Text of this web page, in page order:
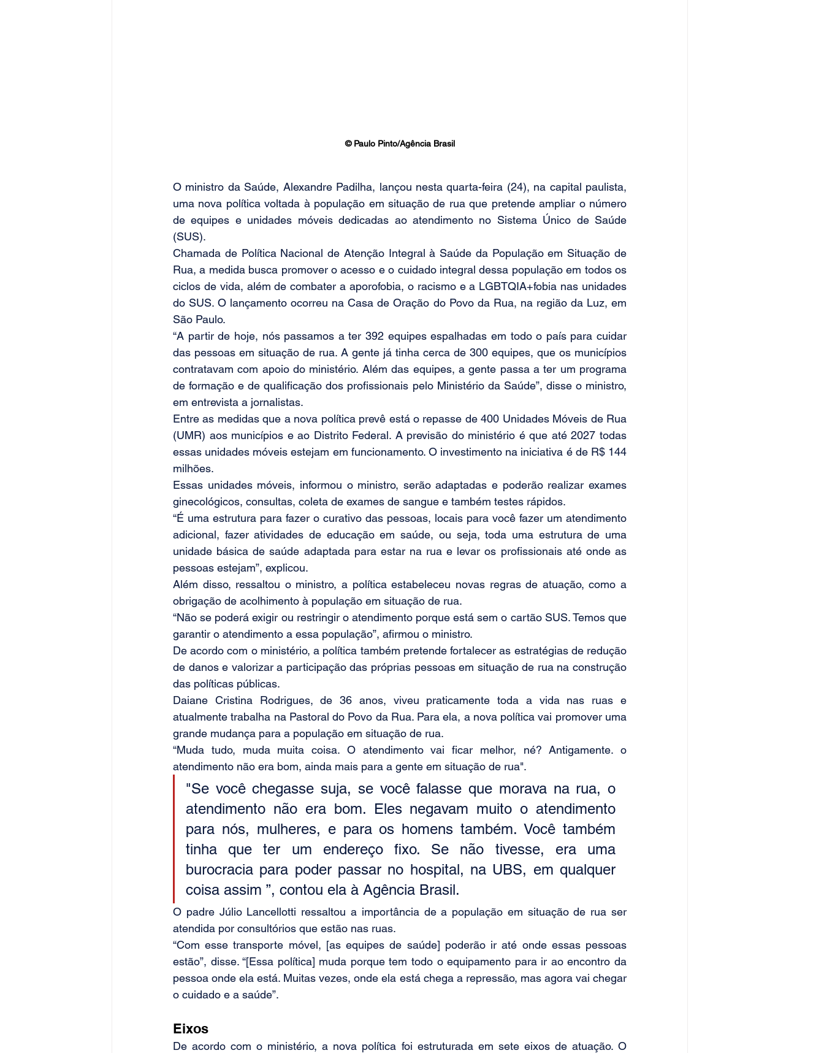
© Paulo Pinto/Agência Brasil
O ministro da Saúde, Alexandre Padilha, lançou nesta quarta-feira (24), na capital paulista,
uma nova política voltada à população em situação de rua que pretende ampliar o número
de equipes e unidades móveis dedicadas ao atendimento no Sistema Único de Saúde
(SUS).
Chamada de Política Nacional de Atenção Integral à Saúde da População em Situação de
Rua, a medida busca promover o acesso e o cuidado integral dessa população em todos os
ciclos de vida, além de combater a aporofobia, o racismo e a LGBTQIA+fobia nas unidades
do SUS. O lançamento ocorreu na Casa de Oração do Povo da Rua, na região da Luz, em
São Paulo.
“A partir de hoje, nós passamos a ter 392 equipes espalhadas em todo o país para cuidar
das pessoas em situação de rua. A gente já tinha cerca de 300 equipes, que os municípios
contratavam com apoio do ministério. Além das equipes, a gente passa a ter um programa
de formação e de qualificação dos profissionais pelo Ministério da Saúde”, disse o ministro,
em entrevista a jornalistas.
Entre as medidas que a nova política prevê está o repasse de 400 Unidades Móveis de Rua
(UMR) aos municípios e ao Distrito Federal. A previsão do ministério é que até 2027 todas
essas unidades móveis estejam em funcionamento. O investimento na iniciativa é de R$ 144
milhões.
Essas unidades móveis, informou o ministro, serão adaptadas e poderão realizar exames
ginecológicos, consultas, coleta de exames de sangue e também testes rápidos.
“É uma estrutura para fazer o curativo das pessoas, locais para você fazer um atendimento
adicional, fazer atividades de educação em saúde, ou seja, toda uma estrutura de uma
unidade básica de saúde adaptada para estar na rua e levar os profissionais até onde as
pessoas estejam”, explicou.
Além disso, ressaltou o ministro, a política estabeleceu novas regras de atuação, como a
obrigação de acolhimento à população em situação de rua.
“Não se poderá exigir ou restringir o atendimento porque está sem o cartão SUS. Temos que
garantir o atendimento a essa população”, afirmou o ministro.
De acordo com o ministério, a política também pretende fortalecer as estratégias de redução
de danos e valorizar a participação das próprias pessoas em situação de rua na construção
das políticas públicas.
Daiane Cristina Rodrigues, de 36 anos, viveu praticamente toda a vida nas ruas e
atualmente trabalha na Pastoral do Povo da Rua. Para ela, a nova política vai promover uma
grande mudança para a população em situação de rua.
“Muda tudo, muda muita coisa. O atendimento vai ficar melhor, né? Antigamente. o
atendimento não era bom, ainda mais para a gente em situação de rua".
"Se você chegasse suja, se você falasse que morava na rua, o
atendimento não era bom. Eles negavam muito o atendimento
para nós, mulheres, e para os homens também. Você também
tinha que ter um endereço fixo. Se não tivesse, era uma
burocracia para poder passar no hospital, na UBS, em qualquer
coisa assim ”, contou ela à Agência Brasil.
O padre Júlio Lancellotti ressaltou a importância de a população em situação de rua ser
atendida por consultórios que estão nas ruas.
“Com esse transporte móvel, [as equipes de saúde] poderão ir até onde essas pessoas
estão”, disse. “[Essa política] muda porque tem todo o equipamento para ir ao encontro da
pessoa onde ela está. Muitas vezes, onde ela está chega a repressão, mas agora vai chegar
o cuidado e a saúde”.
Eixos
De acordo com o ministério, a nova política foi estruturada em sete eixos de atuação. O